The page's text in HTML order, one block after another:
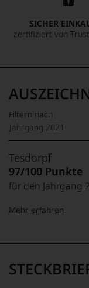
SICHER
zertifiziert von
Filtern nach
Jahrgang 2021
Tesdorpf
97/100 Punkte
für den Jahrgang
95–98 Punkte:
Name
Tesdorpf
Mehr erfahren